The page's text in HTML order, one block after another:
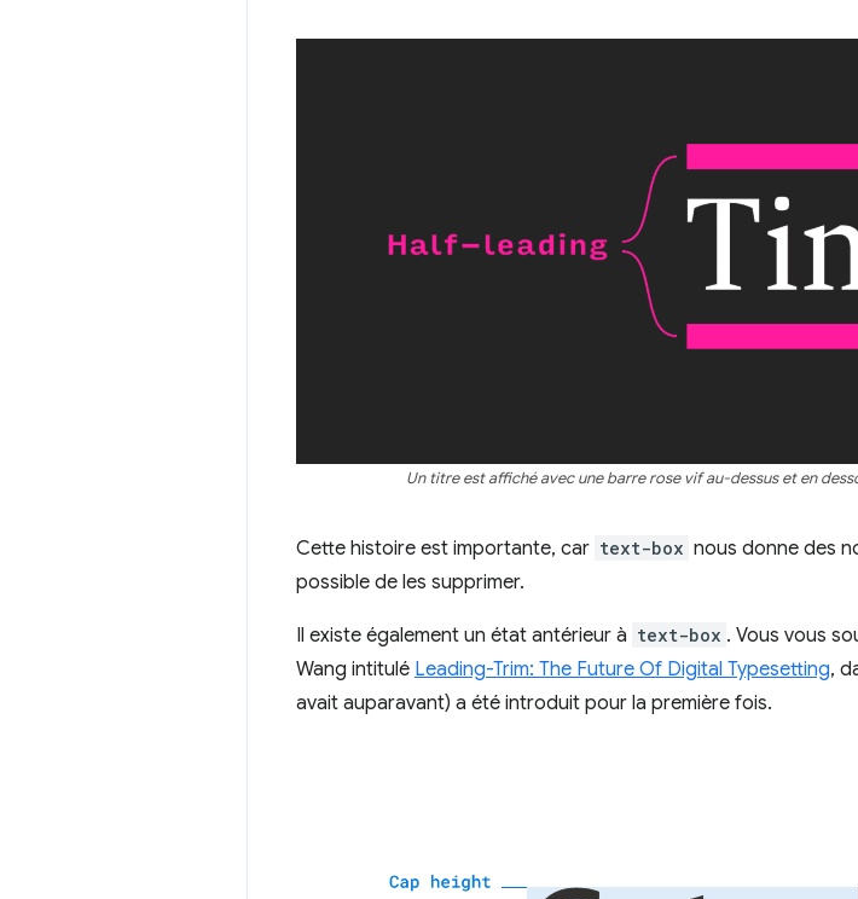
Un titre est affiché avec une barre rose vif au-dessus et en
Cette histoire est importante, car text-box nous donne des
possible de les supprimer.
Il existe également un état antérieur à text-box . Vous vous
Wang intitulé Leading-Trim: The Future Of Digital Typesetting,
avait auparavant) a été introduit pour la première fois.